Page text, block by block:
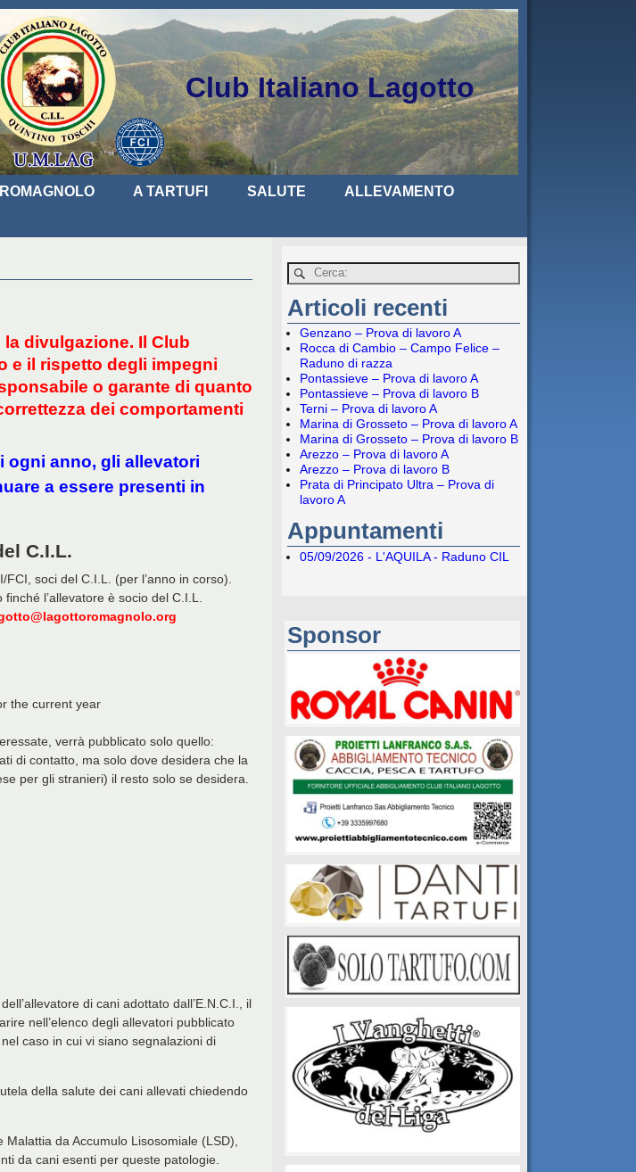
Club Italiano Lagotto
A TARTUFI SALUTE
ALLEVAMENTO
divulgazione. Il Club
e il rispetto degli impegni
o garante di quanto
dei comportamenti
ogni anno, gli allevatori
a essere presenti in
C.I.L.
soci del C.I.L. (per l’anno in corso).
l’allevatore è socio del C.I.L.
the current year
verrà pubblicato solo quello:
di contatto, ma solo dove desidera che la
per gli stranieri) il resto solo se desidera.
di cani adottato dall’E.N.C.I., il
nell’elenco degli allevatori pubblicato
caso in cui vi siano segnalazioni di
della salute dei cani allevati chiedendo
da Accumulo Lisosomiale (LSD),
da cani esenti per queste patologie.
Articoli recenti
Genzano – Prova di lavoro A
Rocca di Cambio – Campo Felice –
Raduno di razza
Pontassieve – Prova di lavoro A
Pontassieve – Prova di lavoro B
Terni – Prova di lavoro A
Marina di Grosseto – Prova di lavoro A
Marina di Grosseto – Prova di lavoro B
Arezzo – Prova di lavoro A
Arezzo – Prova di lavoro B
Prata di Principato Ultra – Prova di
lavoro A
Appuntamenti
05/09/2026 - L'AQUILA - Raduno CIL
Sponsor